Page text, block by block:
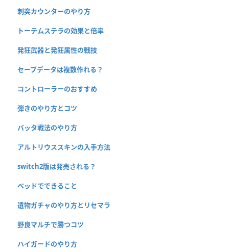
刺突カウンターのやり方
トーテムステラの効果と倍率
発狂武器と発狂属性の戦技
セーブデータは複数作れる？
コントローラーのおすすめ
弾きのやり方とコツ
バッタ戦法のやり方
アルトリウススキンの入手方法
switch2版は発売される？
ベッドでできること
遺物ガチャのやり方とリセマラ
野良マルチで勝つコツ
ハイガードのやり方